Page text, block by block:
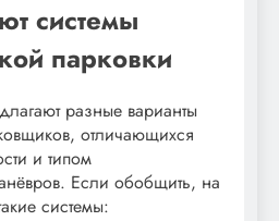
системы
парковки
разные варианты
отличающихся
и типом
Если обобщить, на
системы: